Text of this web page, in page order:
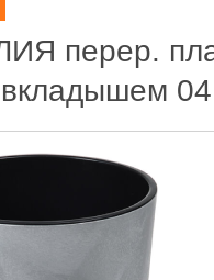
перер.